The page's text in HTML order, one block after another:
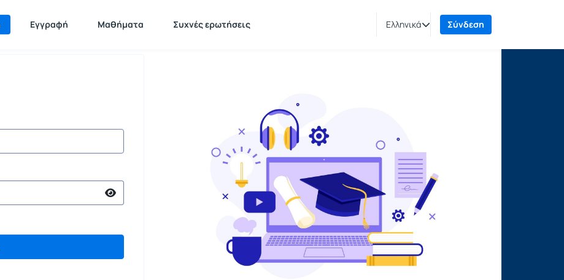
Εγγραφή Μαθήματα Συχνές ερωτήσεις Ελληνικά Σύνδεση